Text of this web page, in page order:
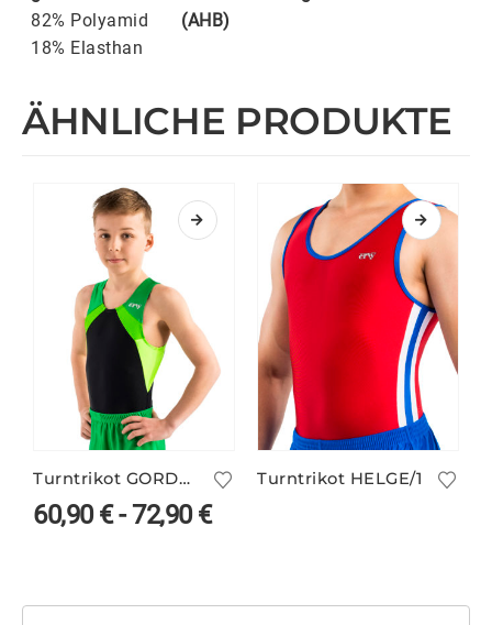
82% Polyamid
18% Elasthan
(AHB)
ÄHNLICHE PRODUKTE
Turntrikot GORDON/2 in vielen Farben
60,90€-72,90€
Turntrikot HELGE/1